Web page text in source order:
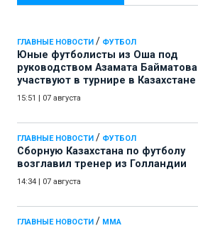
ГЛАВНЫЕ НОВОСТИ / ФУТБОЛ
Юные футболисты из Оша под
руководством Азамата Байматова
участвуют в турнире в Казахстане
15:51 07 августа
ГЛАВНЫЕ НОВОСТИ / ФУТБОЛ
Сборную Казахстана по футболу
возглавил тренер из Голландии
14:34 07 августа
ГЛАВНЫЕ НОВОСТИ / ММА